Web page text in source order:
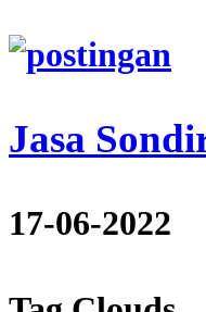
Jasa
17-06-2022